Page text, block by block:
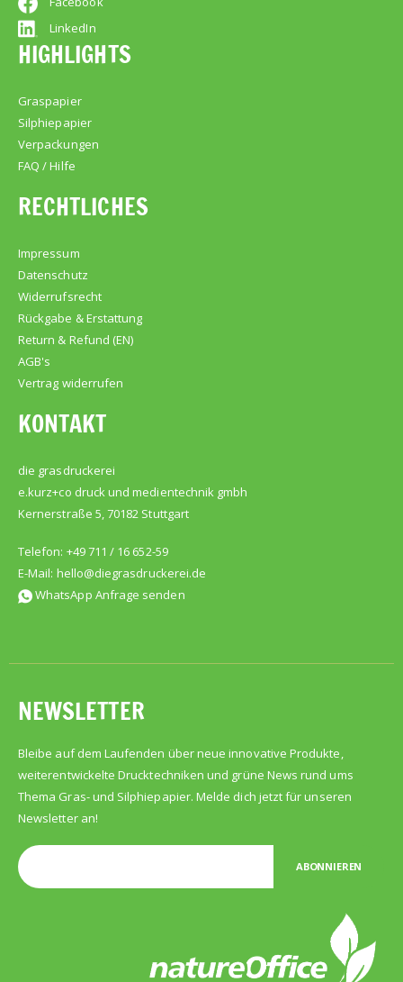
LinkedIn
HIGHLIGHTS
Graspapier
Silphiepapier
Verpackungen
FAQ / Hilfe
RECHTLICHES
Impressum
Datenschutz
Widerrufsrecht
Rückgabe & Erstattung
Return & Refund (EN)
AGB's
Vertrag widerrufen
KONTAKT
die grasdruckerei
e.kurz+co druck und medientechnik gmbh
Kernerstraße 5, 70182 Stuttgart
Telefon: +49 711 / 16 652-59
E-Mail: hello@diegrasdruckerei.de
WhatsApp Anfrage senden
NEWSLETTER
Bleibe auf dem Laufenden über neue innovative Produkte,
weiterentwickelte Drucktechniken und grüne News rund ums
Thema Gras- und Silphiepapier. Melde dich jetzt für unseren
Newsletter an!
ABONNIEREN